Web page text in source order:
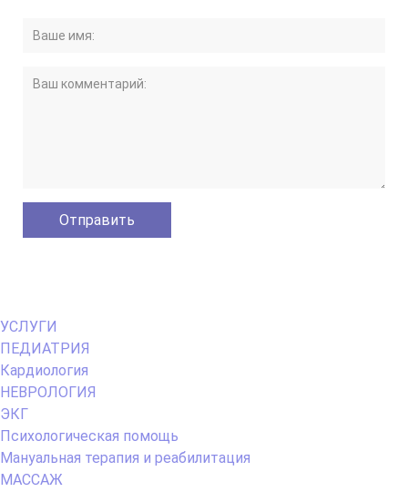
Primary
Menu
УСЛУГИ
ПЕДИАТРИЯ
Кардиология
НЕВРОЛОГИЯ
ЭКГ
Психологическая помощь
Мануальная терапия и реабилитация
МАССАЖ